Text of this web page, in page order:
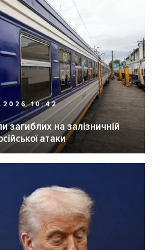
10:42
загиблих на залізничній
атаки